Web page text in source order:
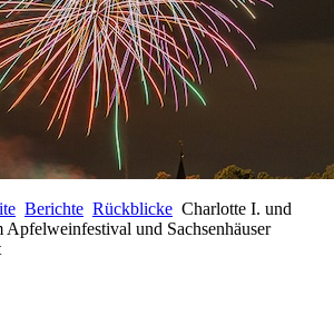
Berichte Rückblicke Charlotte I. und
Apfelweinfestival und Sachsenhäuser